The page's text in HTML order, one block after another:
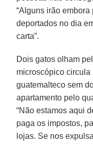
“Alguns irão
deportados no dia
carta”.
Dois gatos olham
microscópico
guatemalteco sem
apartamento pelo
“Não estamos aqui
paga os impostos,
lojas. Se nos